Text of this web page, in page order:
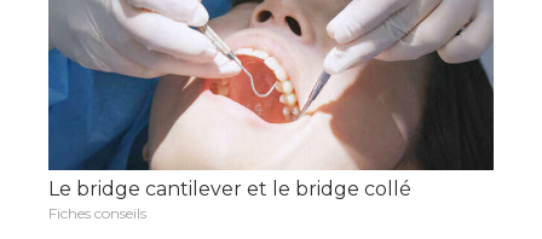
Le bridge cantilever et le bridge collé
Fiches conseils